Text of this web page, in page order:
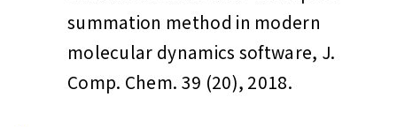
summation method in modern
molecular dynamics software, J.
Comp. Chem. 39 (20), 2018.